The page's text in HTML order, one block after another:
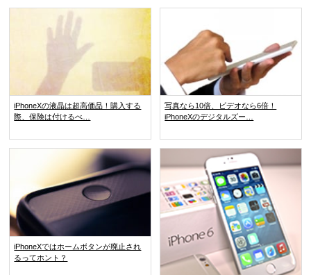
iPhoneXの液晶は超高価品！購入する
際、保険は付けるべ…
写真なら10倍、ビデオなら6倍！
iPhoneXのデジタルズー…
iPhoneXではホームボタンが廃止され
るってホント？